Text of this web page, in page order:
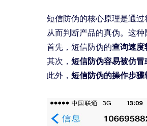
短信防伪的核心原理是通
从而判断产品的真伪。这
首先，短信防伪的查询速度
其次， 短信防伪容易被仿冒
此外， 短信防伪的操作步骤